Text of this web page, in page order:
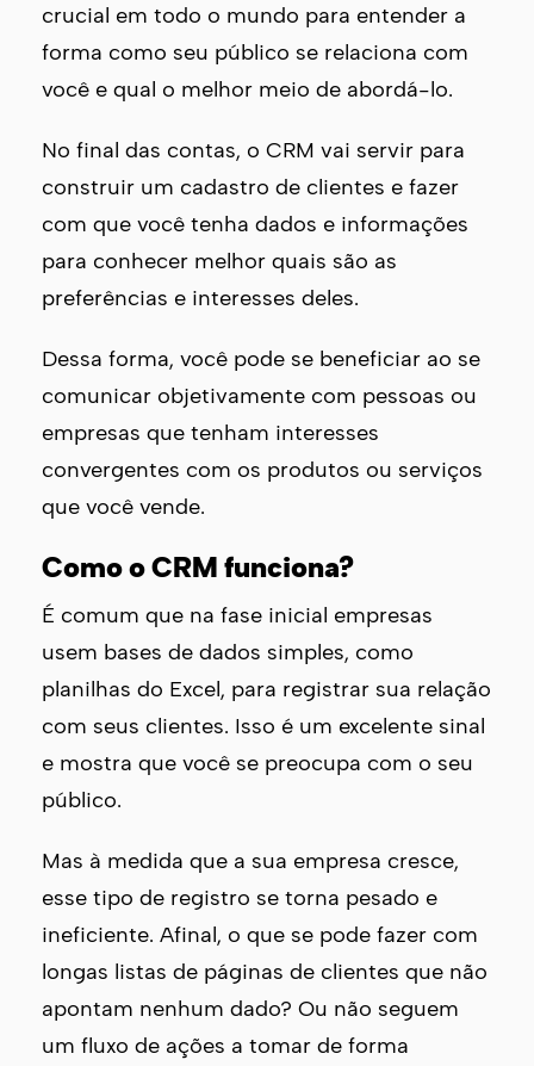
crucial em todo o mundo para entender a
forma como seu público se relaciona com
você e qual o melhor meio de abordá-lo.
No final das contas, o CRM vai servir para
construir um cadastro de clientes e fazer
com que você tenha dados e informações
para conhecer melhor quais são as
preferências e interesses deles.
Dessa forma, você pode se beneficiar ao se
comunicar objetivamente com pessoas ou
empresas que tenham interesses
convergentes com os produtos ou serviços
que você vende.
Como o CRM funciona?
É comum que na fase inicial empresas
usem bases de dados simples, como
planilhas do Excel, para registrar sua relação
com seus clientes. Isso é um excelente sinal
e mostra que você se preocupa com o seu
público.
Mas à medida que a sua empresa cresce,
esse tipo de registro se torna pesado e
ineficiente. Afinal, o que se pode fazer com
longas listas de páginas de clientes que não
apontam nenhum dado? Ou não seguem
um fluxo de ações a tomar de forma